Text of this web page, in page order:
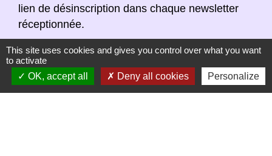
lien de désinscription dans chaque newsletter
réceptionnée.
This site uses cookies and gives you control over what you want
to activate
OK, accept all
Deny all cookies Personalize